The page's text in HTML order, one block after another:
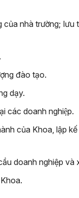
nhà trường; lưu
đào tạo.
dạy.
các doanh nghiệp.
của Khoa, lập
doanh nghiệp và